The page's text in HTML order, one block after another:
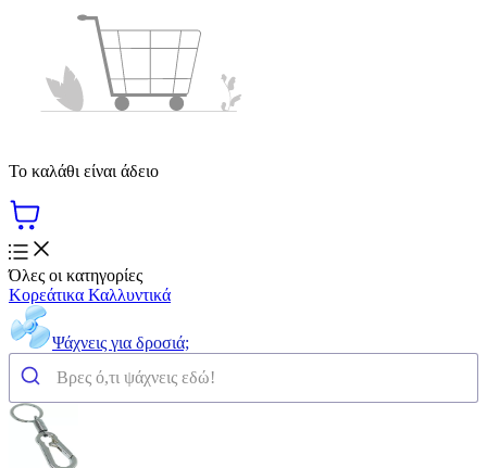
Το καλάθι είναι άδειο
Όλες οι κατηγορίες
Κορεάτικα Καλλυντικά
Ψάχνεις για δροσιά;